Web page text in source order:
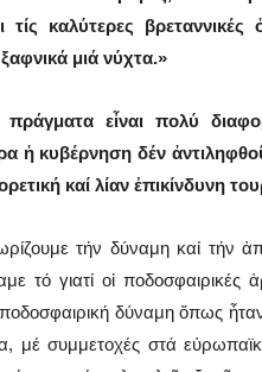
τίς καλύτερες
μιά νύχτα.»
εἶναι πολύ
ἡ κυβέρνηση δέν
καί λίαν ἐπικίνδυνη
τήν δύναμη καί τήν
τό γιατί οἱ
δύναμη ὅπως
μέ συμμετοχές στά